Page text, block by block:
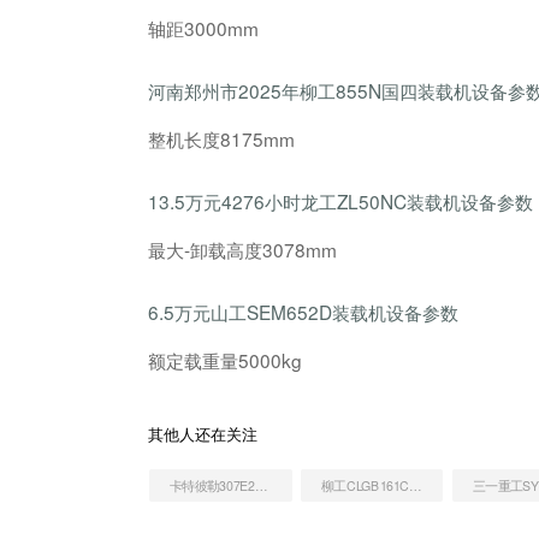
轴距3000mm
河南郑州市2025年柳工855N国四装载机设备参
整机长度8175mm
13.5万元4276小时龙工ZL50NC装载机设备参数
最大-卸载高度3078mm
6.5万元山工SEM652D装载机设备参数
额定载重量5000kg
其他人还在关注
卡特彼勒307E2小型液压挖掘机